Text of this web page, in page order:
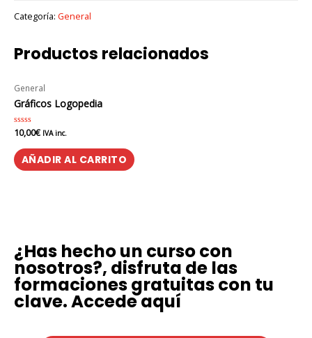
Categoría: General
Productos relacionados
General
Gráficos Logopedia
Valorado
de
5
10,00€ IVA inc.
AÑADIR AL CARRITO
¿Has hecho un curso con
nosotros?, disfruta de las
formaciones gratuitas con tu
clave. Accede aquí